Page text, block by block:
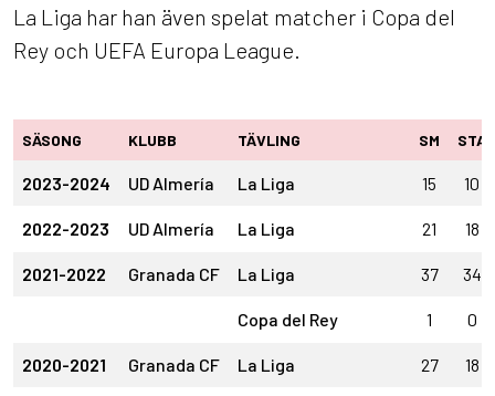
La Liga har han även spelat matcher i Copa del
Rey och UEFA Europa League.
SÄSONG KLUBB TÄVLING SM STA
2023-2024 UD Almería La Liga 15 10
2022-2023 UD Almería La Liga 21 18
2021-2022 Granada CF La Liga 37 34
Copa del Rey 1 0
2020-2021 Granada CF La Liga 27 18